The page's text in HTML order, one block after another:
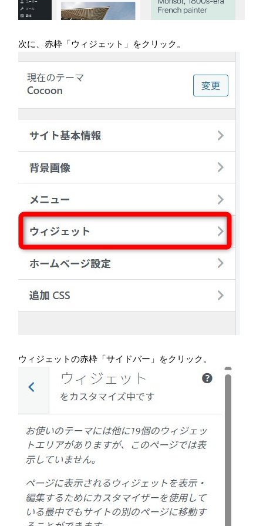
次に、赤枠「ウィジェット」をクリック。
ウィジェットの赤枠「サイドバー」をクリック。